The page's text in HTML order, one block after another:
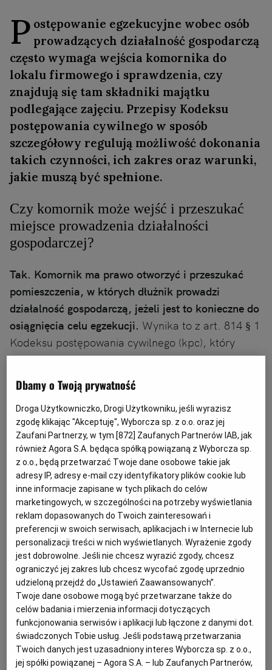
P ostępowanie egzekucyjne wobec osób
prowadzących działalność gospodarczą
często wymaga wejścia komornika do
lokalu firmowego i sprawdzenia, czy
znajdują się tam składniki majątku
podlegające zajęciu. Przepisy Kodeksu
postępowania cywilnego w sposób
szczegółowy regulują możliwość dokonania
takich czynności, ich zakres oraz warunki,
jakie muszą być spełnione.
Czy komornik może wejść i przeszukać
miejsce prowadzenia działalności
gospodarczej?
Tak. Komornik ma prawo otworzyć i przeszukać
pomieszczenia, w których dłużnik prowadzi
działalność gospodarczą, jeżeli jest to konieczne do
osiągnięcia celu egzekucji. Wynika to z art. 814 § 1
Kodeksu postępowania cywilnego (kpc), który
stanowi o otwarciumieszkania oraz innych
pomieszczeń i schowków dłużnika
pomieszczenia" obejmuje także lokale firmowe,
biura, zakłady usługowe, magazyny czy inne
miejsca służące prowadzeniu przedsiębiorstwa.
Dbamy o Twoją prywatność
Droga Użytkowniczko, Drogi Użytkowniku, jeśli wyrazisz
zgodę klikając "Akceptuję", Wyborcza sp. z o.o. oraz jej
Zaufani Partnerzy, w tym [872] Zaufanych Partnerów IAB, jak
również Agora S.A. będąca spółką powiązaną z Wyborcza sp.
z o.o., będą przetwarzać Twoje dane osobowe takie jak
adresy IP, adresy e-mail czy identyfikatory plików cookie lub
inne informacje zapisane w tych plikach do celów
marketingowych, w szczególności na potrzeby wyświetlania
reklam dopasowanych do Twoich zainteresowań i
preferencji w swoich serwisach, aplikacjach i w Internecie lub
personalizacji treści w nich wyświetlanych. Wyrażenie zgody
jest dobrowolne. Jeśli nie chcesz wyrazić zgody, chcesz
ograniczyć jej zakres lub chcesz wycofać zgodę uprzednio
udzieloną przejdź do „Ustawień Zaawansowanych”.
Twoje dane osobowe mogą być przetwarzane także do
celów badania i mierzenia informacji dotyczących
funkcjonowania serwisów i aplikacji lub łączone z danymi dot.
świadczonych Tobie usług. Jeśli podstawą przetwarzania
Twoich danych jest uzasadniony interes Wyborcza sp. z o.o.,
jej spółki powiązanej – Agora S.A. – lub Zaufanych Partnerów,